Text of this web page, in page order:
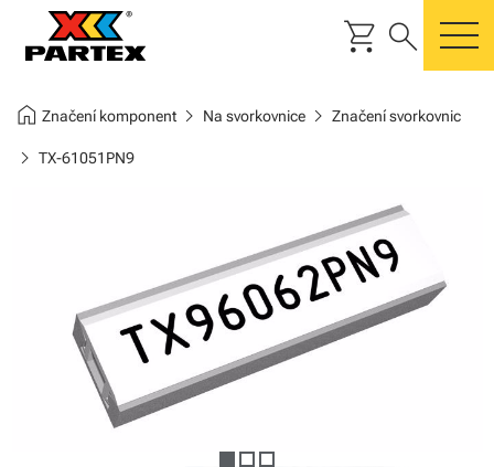
shopping_cart search
home Značení komponentchevron_right Na svorkovnicechevron_right Značení svorkovnic
chevron_right TX-61051PN9